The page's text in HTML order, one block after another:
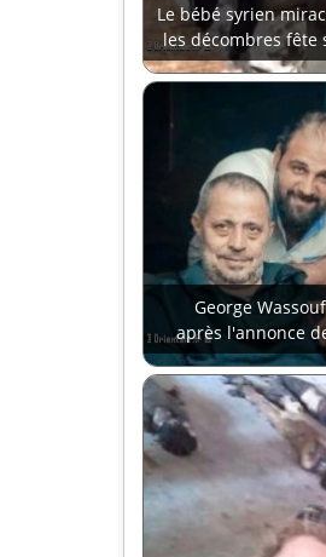
Le bébé syrien
les décombres fête
George
après l'annonce